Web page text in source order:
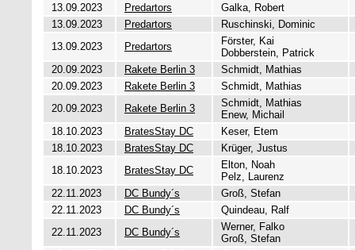
13.09.2023
Predartors
Galka, Robert
13.09.2023
Predartors
Ruschinski, Dominic
13.09.2023
Predartors
Förster, Kai
Dobberstein, Patrick
20.09.2023
Rakete Berlin 3
Schmidt, Mathias
20.09.2023
Rakete Berlin 3
Schmidt, Mathias
20.09.2023
Rakete Berlin 3
Schmidt, Mathias
Enew, Michail
18.10.2023
BratesStay DC
Keser, Etem
18.10.2023
BratesStay DC
Krüger, Justus
18.10.2023
BratesStay DC
Elton, Noah
Pelz, Laurenz
22.11.2023
DC Bundy´s
Groß, Stefan
22.11.2023
DC Bundy´s
Quindeau, Ralf
22.11.2023
DC Bundy´s
Werner, Falko
Groß, Stefan